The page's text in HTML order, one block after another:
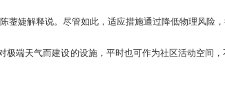
蓥婕解释说。尽管如此，适应措施通过降低物理风险
极端天气而建设的设施，平时也可作为社区活动空间